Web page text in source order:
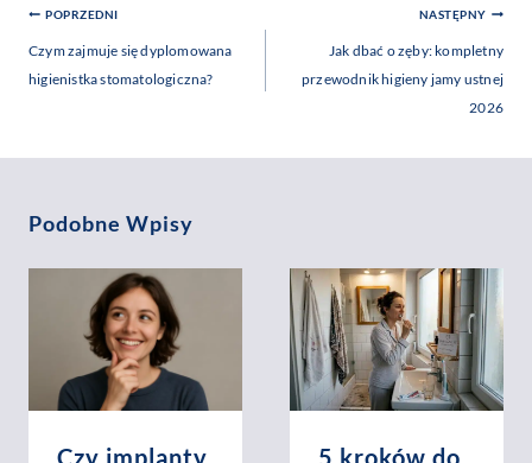
Nawigacja
Wpisu
POPRZEDNI
Czym zajmuje się dyplomowana
higienistka stomatologiczna?
NASTĘPNY
Jak dbać o zęby: kompletny
przewodnik higieny jamy ustnej
2026
Podobne Wpisy
Czy implanty
5 kroków do